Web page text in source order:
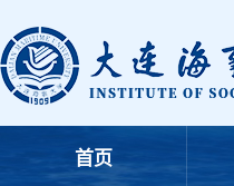
首页